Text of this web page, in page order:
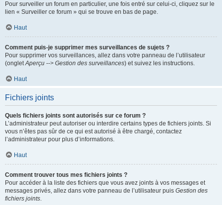
Pour surveiller un forum en particulier, une fois entré sur celui-ci, cliquez sur le
lien « Surveiller ce forum » qui se trouve en bas de page.
Haut
Comment puis-je supprimer mes surveillances de sujets ?
Pour supprimer vos surveillances, allez dans votre panneau de l’utilisateur
(ongletAperçu --> Gestion des surveillances) et suivez les instructions.
Haut
Fichiers joints
Quels fichiers joints sont autorisés sur ce forum ?
L’administrateur peut autoriser ou interdire certains types de fichiers joints. Si
vous n’êtes pas sûr de ce qui est autorisé à être chargé, contactez
l’administrateur pour plus d’informations.
Haut
Comment trouver tous mes fichiers joints ?
Pour accéder à la liste des fichiers que vous avez joints à vos messages et
messages privés, allez dans votre panneau de l’utilisateur puis Gestion des
fichiers joints.